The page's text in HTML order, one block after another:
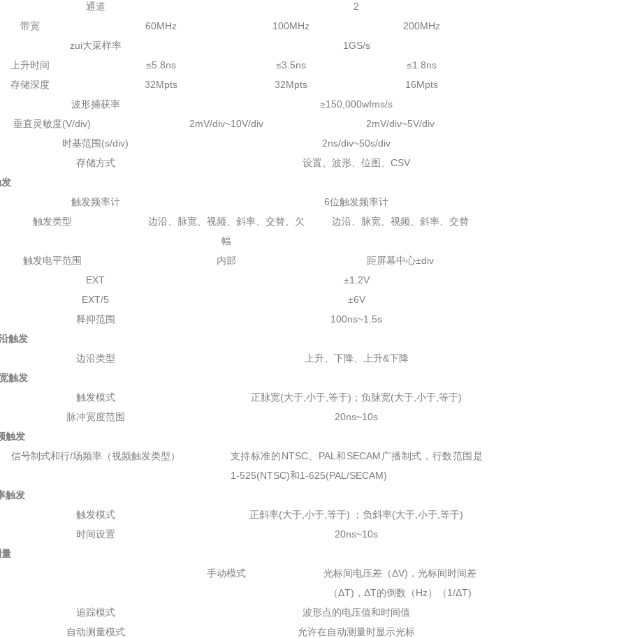
通道
2
带宽
60MHz 100MHz
200MHz
zui大采样率
1GS/s
上升时间
≤5.8ns ≤3.5ns
≤1.8ns
存储深度
32Mpts 32Mpts
16Mpts
波形捕获率
≥150,000wfms/s
垂直灵敏度(V/div)
2mV/div~10V/div
2mV/div~5V/div
时基范围(s/div)
2ns/div~50s/div
存储方式
设置、波形、位图、CSV
触发频率计
6位触发频率计
触发类型
边沿、脉宽、视频、斜率、交替、欠
幅
边沿、脉宽、视频、斜率、交替
触发电平范围 内部
距屏幕中心±div
EXT
±1.2V
EXT/5
±6V
释抑范围
100ns~1.5s
发
边沿类型
上升、下降、上升&下降
发
触发模式
正脉宽(大于,小于,等于)；负脉宽(大于,小于,等于)
脉冲宽度范围
20ns~10s
发
信号制式和行/场频率（视频触发类型）
支持标准的NTSC、PAL和SECAM广播制式，行数范围是
1-525(NTSC)和1-625(PAL/SECAM)
发
触发模式
正斜率(大于,小于,等于) ；负斜率(大于,小于,等于)
时间设置
20ns~10s
手动模式
光标间电压差（ΔV)，光标间时间差
（ΔT)，ΔT的倒数（Hz）（1/ΔT)
追踪模式
波形点的电压值和时间值
自动测量模式
允许在自动测量时显示光标